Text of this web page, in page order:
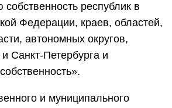
собственность республик в
Федерации, краев, областей,
автономных округов,
Санкт-Петербурга и
и муниципального